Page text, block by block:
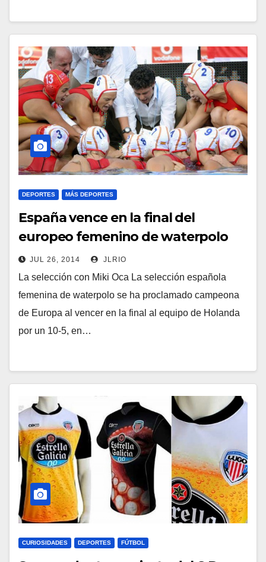
DEPORTES MÁS DEPORTES
España vence en la final del
europeo femenino de waterpolo
JUL 26, 2014 JLRIO
La selección con Miki Oca La selección española
femenina de waterpolo se ha proclamado campeona
de Europa al vencer en la final al equipo de Holanda
por un 10-5, en…
CURIOSIDADES DEPORTES FÚTBOL